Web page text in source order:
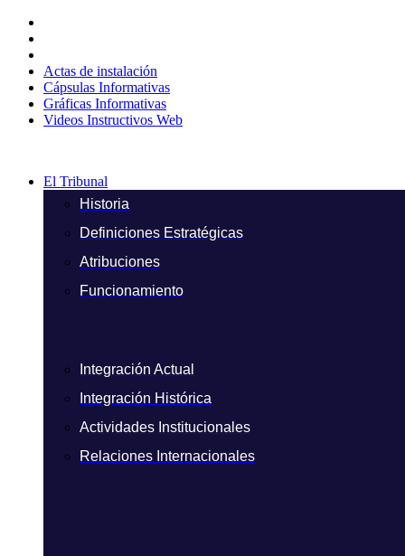
contenido
Actas de instalación
Cápsulas Informativas
Gráficas Informativas
Videos Instructivos Web
El Tribunal
Historia
Definiciones Estratégicas
Atribuciones
Funcionamiento
Integración Actual
Integración Histórica
Actividades Institucionales
Relaciones Internacionales